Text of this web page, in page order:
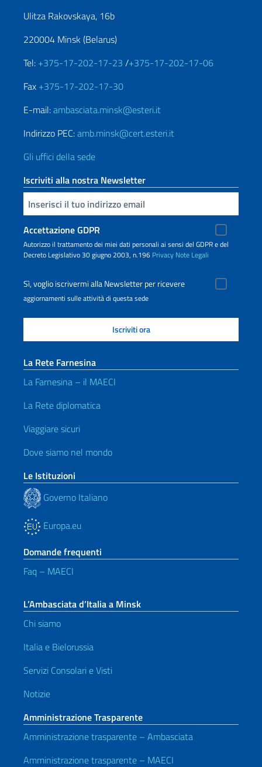
Ulitza Rakovskaya, 16b
220004 Minsk (Belarus)
Tel: +375-17-202-17-23 /+375-17-202-17-06
Fax +375-17-202-17-30
E-mail:ambasciata.minsk@esteri.it
Indirizzo PEC:amb.minsk@cert.esteri.it
Gli uffici della sede
Iscriviti alla nostra Newsletter
Inserisci la tua email
Accettazione GDPR
Autorizzo il trattamento dei miei dati personali ai sensi del GDPR e del
Decreto Legislativo 30 giugno 2003, n.196 Privacy Note Legali
Sì, voglio iscrivermi alla Newsletter per ricevere
aggiornamenti sulle attività di questa sede
La Rete Farnesina
La Farnesina – il MAECI
La Rete diplomatica
Viaggiare sicuri
Dove siamo nel mondo
Le Istituzioni
Governo Italiano
Europa.eu
Domande frequenti
Faq – MAECI
L’Ambasciata d’Italia a Minsk
Chi siamo
Italia e Bielorussia
Servizi Consolari e Visti
Notizie
Amministrazione Trasparente
Amministrazione trasparente – Ambasciata
Amministrazione trasparente – MAECI